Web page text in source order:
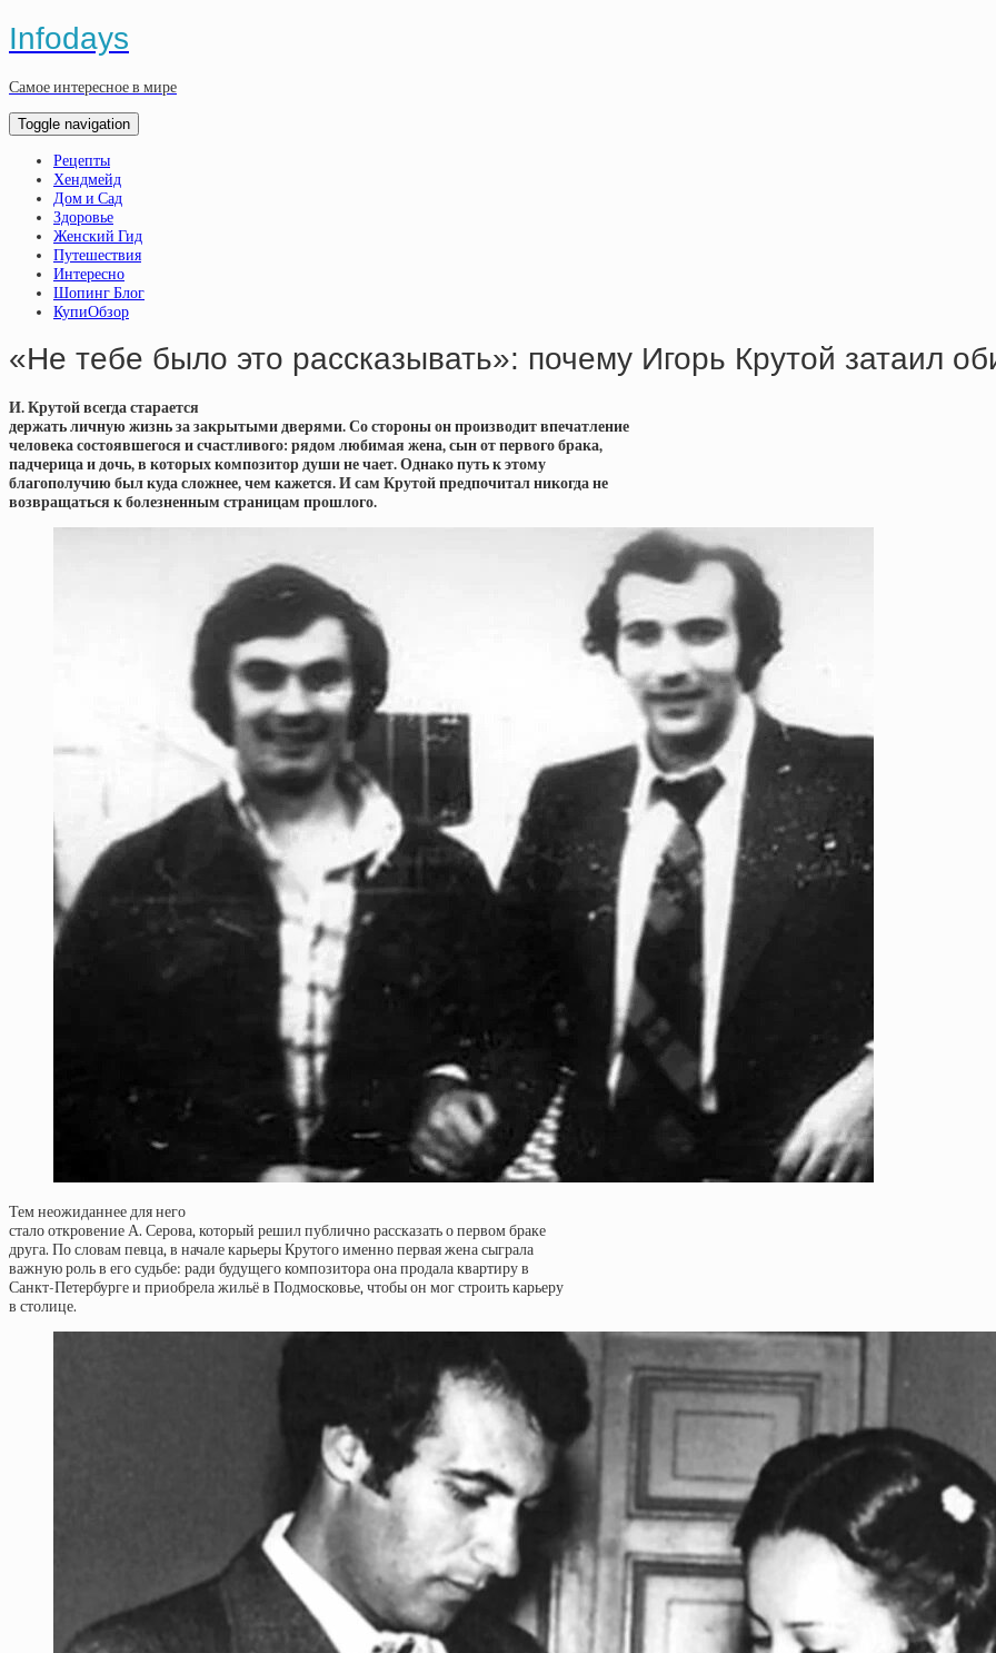
Infodays
Самое интересное в мире
Toggle navigation
Рецепты
Хендмейд
Дом и Сад
Здоровье
Женский Гид
Путешествия
Интересно
Шопинг Блог
КупиОбзор
«Не тебе было это рассказывать»: почему Игорь Крутой затаил
И. Крутой всегда старается
держать личную жизнь за закрытыми дверями. Со стороны он производит впечатление
человека состоявшегося и счастливого: рядом любимая жена, сын от первого брака,
падчерица и дочь, в которых композитор души не чает. Однако путь к этому
благополучию был куда сложнее, чем кажется. И сам Крутой предпочитал никогда не
возвращаться к болезненным страницам прошлого.
Тем неожиданнее для него
стало откровение А. Серова, который решил публично рассказать о первом браке
друга. По словам певца, в начале карьеры Крутого именно первая жена сыграла
важную роль в его судьбе: ради будущего композитора она продала квартиру в
Санкт-Петербурге и приобрела жильё в Подмосковье, чтобы он мог строить карьеру
в столице.